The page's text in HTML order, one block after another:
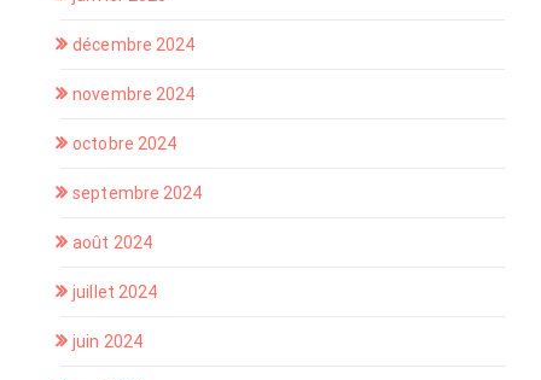
décembre 2024
novembre 2024
octobre 2024
septembre 2024
août 2024
juillet 2024
juin 2024